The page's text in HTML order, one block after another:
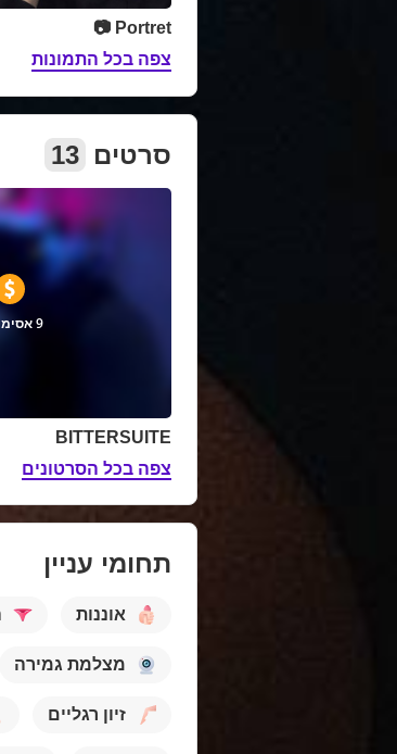
Portret 📷
צפה בכל התמונות
סרטים 13
9 אסימונים
BITTERSUITE
צפה בכל הסרטונים
תחומי עניין
אוננות
מצלמת גמירה
זיון רגליים